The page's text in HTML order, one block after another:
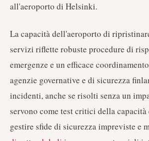
all'aeroporto di Helsinki.
La capacità dell'aeroporto di
servizi riflette robuste procedure di
emergenze e un efficace
agenzie governative e di sicurezza
incidenti, anche se risolti senza un
servono come test critici della
gestire sfide di sicurezza impreviste e